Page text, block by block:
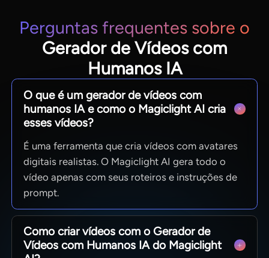
Perguntas frequentes sobre o
Gerador de Vídeos com
Humanos IA
O que é um gerador de vídeos com
humanos IA e como o Magiclight AI cria
esses vídeos?
É uma ferramenta que cria vídeos com avatares
digitais realistas. O Magiclight AI gera todo o
vídeo apenas com seus roteiros e instruções de
prompt.
Como criar vídeos com o Gerador de
Vídeos com Humanos IA do Magiclight